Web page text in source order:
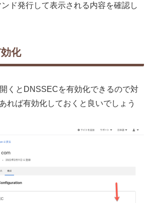
ンド発行して表示される内容を確認し
化
くとDNSSECを有効化できるので対
れば有効化しておくと良いでしょう